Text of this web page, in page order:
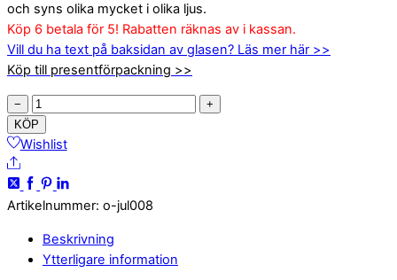
och syns olika mycket i olika ljus.
Köp 6 betala för 5! Rabatten räknas av i kassan.
Vill du ha text på baksidan av glasen? Läs mer här >>
Köp till presentförpackning >>
−
Ölglas
jul
-
jolly
mängd
+
KÖP
Wishlist
Share
Artikelnummer: o-jul008
Beskrivning
Ytterligare information